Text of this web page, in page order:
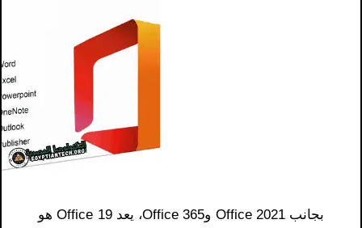
بجانب Office 2021 وOffice 365، يعد Office 19 هو